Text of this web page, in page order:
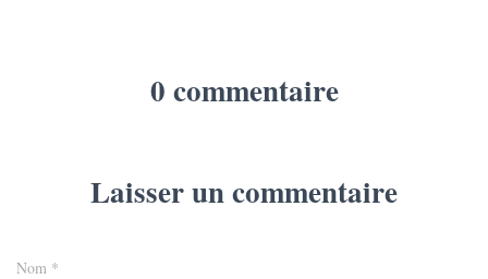
0 commentaire
Laisser un commentaire
Nom *